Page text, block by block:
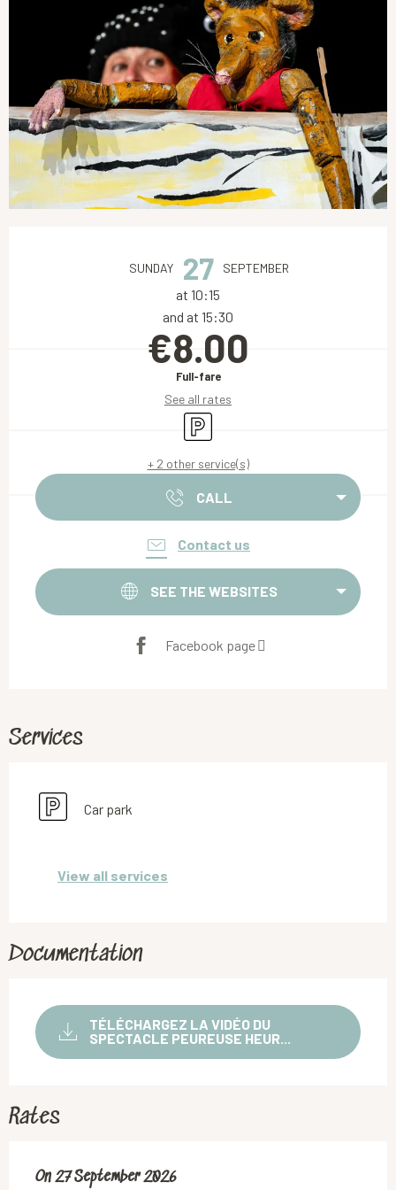
SUNDAY 27 SEPTEMBER
at 10:15
and at 15:30
€8.00
Full-fare
See all rates
Car park
+ 2 other service(s)
CALL
Contact us
SEE THE WEBSITES
Facebook page
Services
Car park
View all services
Documentation
TÉLÉCHARGEZ LA VIDÉO DU
SPECTACLE PEUREUSE HEUR...
Rates
On27 September 2026
On27 September 2026